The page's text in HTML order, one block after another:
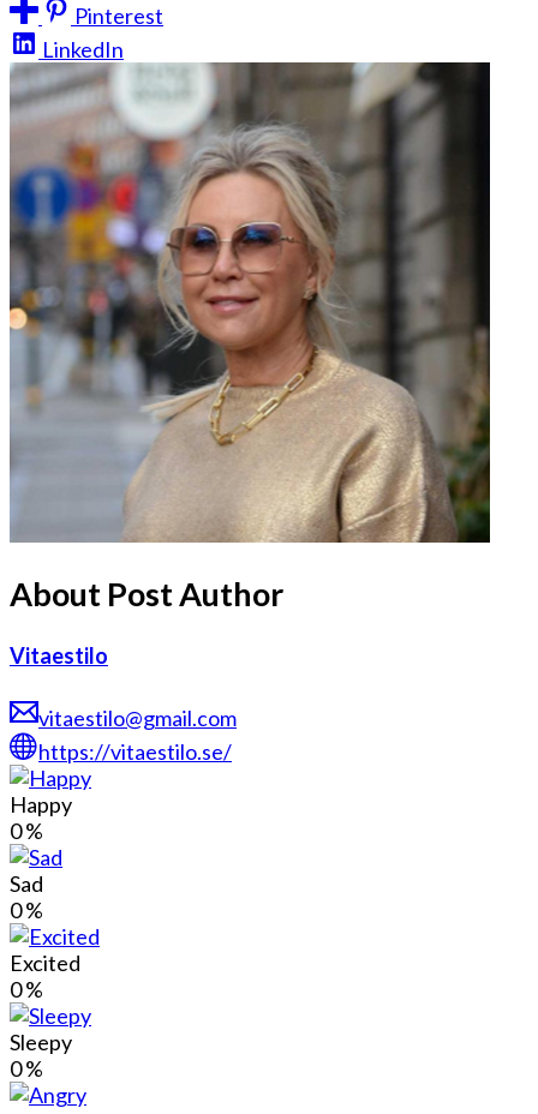
Pinterest
LinkedIn
About Post Author
Vitaestilo
vitaestilo@gmail.com
https://vitaestilo.se/
Happy
0%
Sad
0%
Excited
0%
Sleepy
0%